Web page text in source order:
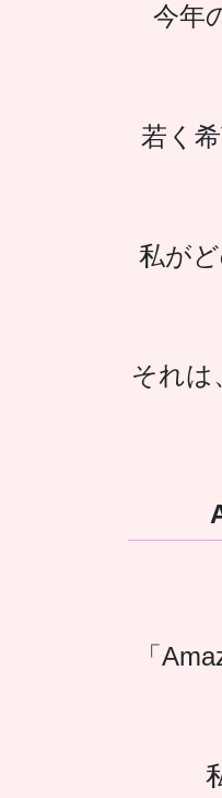
今年
若く
私が
それは
「